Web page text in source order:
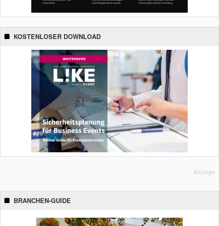
KOSTENLOSER DOWNLOAD
Anzeige
BRANCHEN-GUIDE